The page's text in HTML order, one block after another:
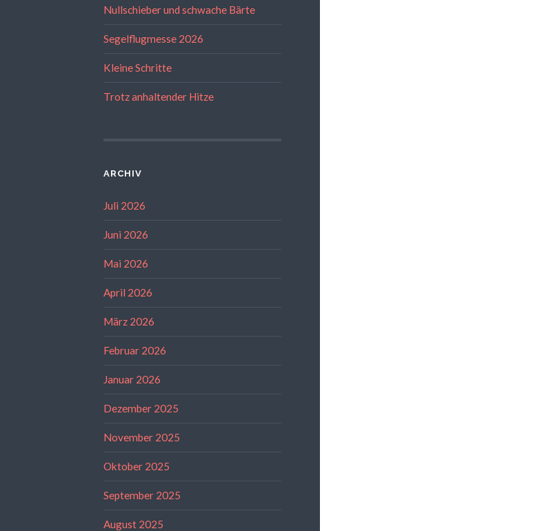
Nullschieber und schwache Bärte
Segelflugmesse 2026
Kleine Schritte
Trotz anhaltender Hitze
ARCHIV
Juli 2026
Juni 2026
Mai 2026
April 2026
März 2026
Februar 2026
Januar 2026
Dezember 2025
November 2025
Oktober 2025
September 2025
August 2025